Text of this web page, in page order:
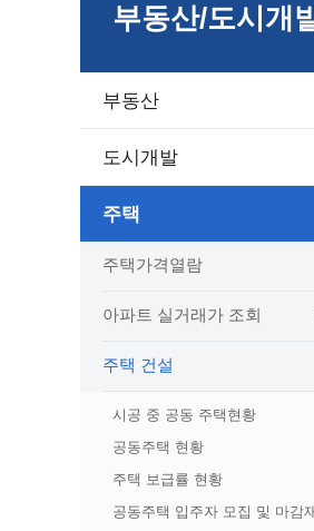
고시/공고/입법예고
행사ㆍ축제
보도자료
보도자료(2021.4월이전)
사전정보공표
행정정보공개안내
정보공개 비공개 세부기준
행정정보공개목록
행정정보공개청구
조직정보공개
종합민원실 안내도
종합민원상담센터
민원상담전화
어디서나 민원
민원 제증명 수수료 면제사항
행정정보공동이용
대법원인터넷등기소
110화상수화통역서비스
고객서비스 표준 매뉴얼
행정서비스헌장
민원편람
출생·사망·혼인신고 등 10종에
광명일자리센터
단원소개
예술/공연단체
영화상영관 현황
박물관/미술관 현황
문화유통업 현황
문화관광 해설사
국가유산관
부동산/도시개
부동산
도시개발
주택
주택가격열람
아파트 실거래가 조회
주택 건설
시공 중 공동 주택현황
공동주택 현황
주택 보급률 현황
공동주택 입주자 모집 및 마감